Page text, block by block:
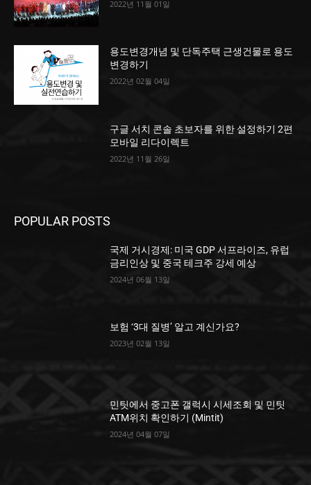
2022년 11월 01일
용도변경개념 및 단독주택 근생건물로 용도
변경하기
2022년 02월 04일
구글 서치 콘솔 초보자를 위한 설정하기 2편
모바일 리다이렉트
2022년 11월 26일
POPULAR POSTS
국제 거시경제: 미국 GDP 서프라이즈, 유럽
금리인상 및 중국 테크주 강세 예상
2024년 06월 13일
보험 ‘3대 질병’ 알고 계신가요?
2023년 02월 13일
민팃에서 중고폰 갤럭시 시세조회 및 민팃
ATM위치 확인하기 (Mintit)
2024년 04월 07일